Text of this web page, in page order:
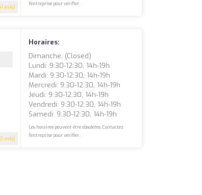
avis)
l'entreprise pour vérifier.
avis)
Horaires:
Dimanche: (closed)
Lundi: 9:30-12:30, 14h-19h
Mardi: 9:30-12:30, 14h-19h
Mercredi: 9:30-12:30, 14h-19h
Jeudi: 9:30-12:30, 14h-19h
Vendredi: 9:30-12:30, 14h-19h
Samedi: 9:30-12:30, 14h-19h
Les horaires peuvent être obsolètes. Contactez
l'entreprise pour vérifier.